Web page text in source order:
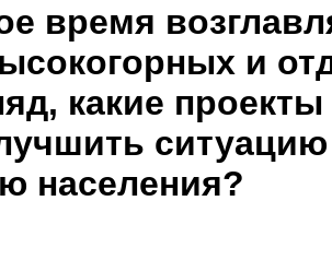
время
и
какие
населения?